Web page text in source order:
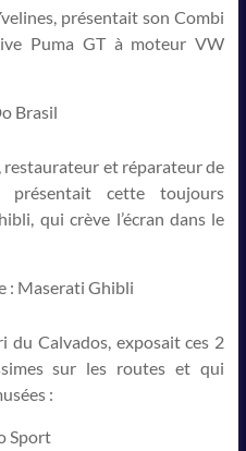
présentait son Combi
Puma GT à moteur VW
, restaurateur et réparateur de
cette toujours
qui crève l’écran dans le
du Calvados, exposait ces 2
sur les routes et qui
: